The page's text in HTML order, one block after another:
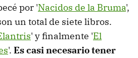
por 'Nacidos de la Bruma',
un total de siete libros.
' y finalmente 'El
'. Es casi necesario tener